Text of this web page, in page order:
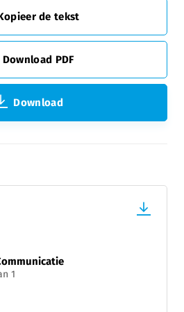
de tekst
Download PDF
Download
1